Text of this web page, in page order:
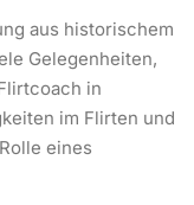
aus historischem
Gelegenheiten,
in
im Flirten und
eines